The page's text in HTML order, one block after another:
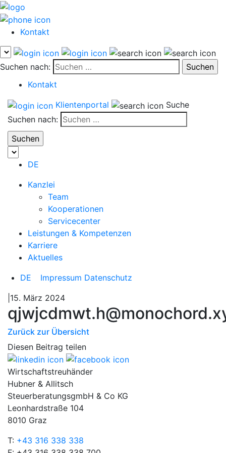
Kontakt
Suchen nach:
Kontakt
Klientenportal
Suche
Suchen nach:
DE
Kanzlei
Team
Kooperationen
Servicecenter
Leistungen & Kompetenzen
Karriere
Aktuelles
DE
Impressum Datenschutz
|15. März 2024
Zurück zur Übersicht
Diesen Beitrag teilen
Wirtschaftstreuhänder
Hubner & Allitsch
SteuerberatungsgmbH & Co KG
Leonhardstraße 104
8010 Graz
T: +43 316 338 338